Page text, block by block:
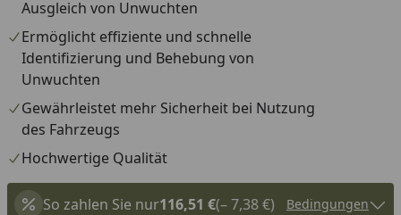
Ausgleich von Unwuchten
Ermöglicht effiziente und schnelle
Identifizierung und Behebung von
Unwuchten
Gewährleistet mehr Sicherheit bei Nutzung
des Fahrzeugs
Hochwertige Qualität
So zahlen Sie nur116,51 €(– 7,38 €) Bedingungen